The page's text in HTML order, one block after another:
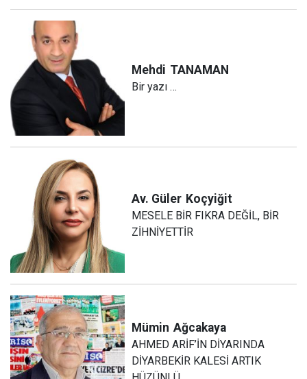
Mehdi TANAMAN
Bir yazı …
Av. Güler Koçyiğit
MESELE BİR FIKRA DEĞİL, BİR
ZİHNİYETTİR
Mümin Ağcakaya
AHMED ARİF’İN DİYARINDA
DİYARBEKİR KALESİ ARTIK